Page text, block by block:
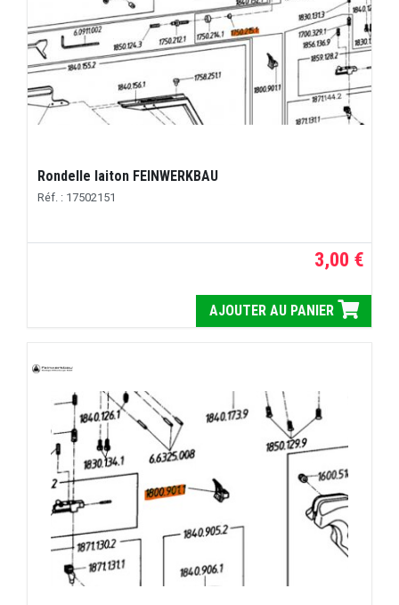
Rondelle laiton FEINWERKBAU
Réf. : 17502151
3,00 €
AJOUTER AU PANIER